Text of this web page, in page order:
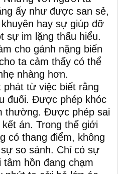
ấy như được san sẻ,
hay sự giúp đỡ
sự im lặng thấu hiểu.
cho gánh nặng biến
ta cảm thấy có thể
nhàng hơn.
phát từ việc biết rằng
đuối. Được phép khóc
thường. Được phép sai
án. Trong thế giới
có thang điểm, không
so sánh. Chỉ có sự
hồn đang chạm